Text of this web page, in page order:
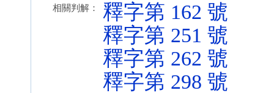
相關判解：
釋字第 162 號
釋字第 251 號
釋字第 262 號
釋字第 298 號